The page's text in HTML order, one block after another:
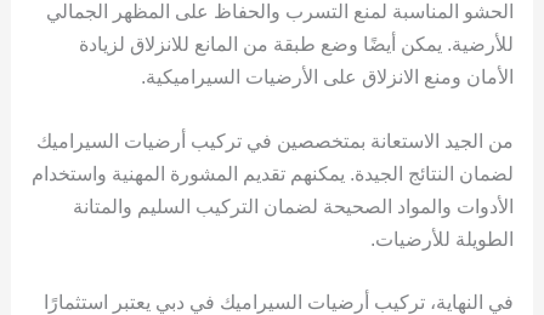
الحشو المناسبة لمنع التسرب والحفاظ على المظهر الجمالي
للأرضية. يمكن أيضًا وضع طبقة من المانع للانزلاق لزيادة
الأمان ومنع الانزلاق على الأرضيات السيراميكية.
من الجيد الاستعانة بمتخصصين في تركيب أرضيات السيراميك
لضمان النتائج الجيدة. يمكنهم تقديم المشورة المهنية واستخدام
الأدوات والمواد الصحيحة لضمان التركيب السليم والمتانة
الطويلة للأرضيات.
في النهاية، تركيب أرضيات السيراميك في دبي يعتبر استثمارًا